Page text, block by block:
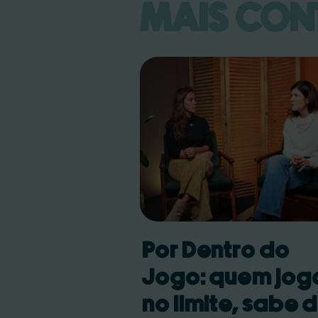
Por Dentro do
Jogo: quem
no limite, sabe